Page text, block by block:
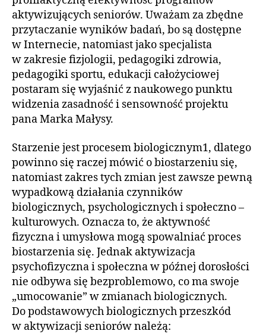
aktywizujących seniorów. Uważam za zbędne
przytaczanie wyników badań, bo są dostępne
w Internecie, natomiast jako specjalista
w zakresie fizjologii, pedagogiki zdrowia,
pedagogiki sportu, edukacji całożyciowej
postaram się wyjaśnić z naukowego punktu
widzenia zasadność i sensowność projektu
pana Marka Małysy.
Starzenie jest procesem biologicznym1, dlatego
powinno się raczej mówić o biostarzeniu się,
natomiast zakres tych zmian jest zawsze pewną
wypadkową działania czynników
biologicznych, psychologicznych i społeczno –
kulturowych. Oznacza to, że aktywność
fizyczna i umysłowa mogą spowalniać proces
biostarzenia się. Jednak aktywizacja
psychofizyczna i społeczna w późnej dorosłości
nie odbywa się bezproblemowo, co ma swoje
„umocowanie” w zmianach biologicznych.
Do podstawowych biologicznych przeszkód
w aktywizacji seniorów należą: